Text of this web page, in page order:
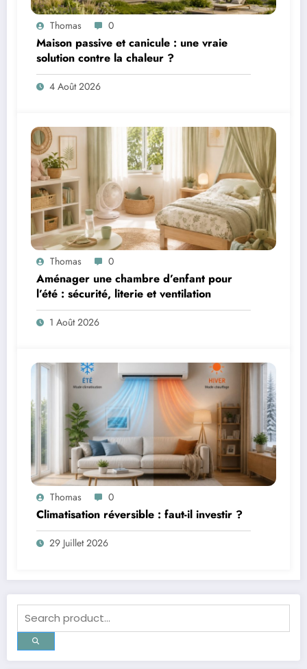
Thomas 0
Maison passive et canicule : une vraie
solution contre la chaleur ?
4 Août 2026
Thomas 0
Aménager une chambre d’enfant pour
l’été : sécurité, literie et ventilation
1 Août 2026
Thomas 0
Climatisation réversible : faut-il investir ?
29 Juillet 2026